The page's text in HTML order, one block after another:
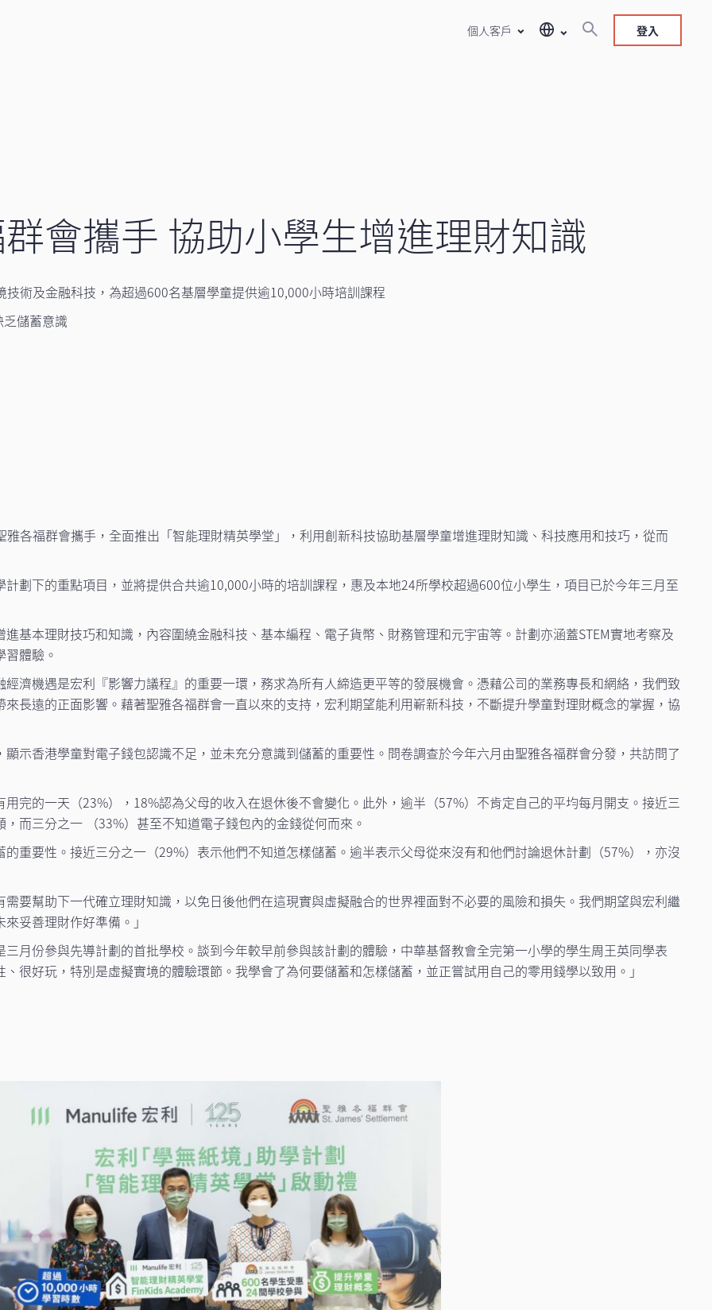
個人客戶 登入
會攜手 協助小學生增進理財知識
術及金融科技，為超過600名基層學童提供逾10,000小時培訓課程
儲蓄意識
各福群會攜手，全面推出「智能理財精英學堂」，利用創新科技協助基層學童增進理財知識、科技應用和技巧，從而
劃下的重點項目，並將提供合共逾10,000小時的培訓課程，惠及本地24所學校超過600位小學生，項目已於今年三月至
基本理財技巧和知識，內容圍繞金融科技、基本編程、電子貨幣、財務管理和元宇宙等。計劃亦涵蓋STEM實地考察及
體驗。
濟機遇是宏利『影響力議程』的重要一環，務求為所有人締造更平等的發展機會。憑藉公司的業務專長和網絡，我們致
長遠的正面影響。藉著聖雅各福群會一直以來的支持，宏利期望能利用嶄新科技，不斷提升學童對理財概念的掌握，協
示香港學童對電子錢包認識不足，並未充分意識到儲蓄的重要性。問卷調查於今年六月由聖雅各福群會分發，共訪問了
完的一天（23%），18%認為父母的收入在退休後不會變化。此外，逾半（57%）不肯定自己的平均每月開支。接近三
而三分之一 （33%）甚至不知道電子錢包內的金錢從何而來。
重要性。接近三分之一（29%）表示他們不知道怎樣儲蓄。逾半表示父母從來沒有和他們討論退休計劃（57%），亦沒
要幫助下一代確立理財知識，以免日後他們在這現實與虛擬融合的世界裡面對不必要的風險和損失。我們期望與宏利繼
妥善理財作好準備。」
月份參與先導計劃的首批學校。談到今年較早前參與該計劃的體驗，中華基督教會全完第一小學的學生周王英同學表
很好玩，特別是虛擬實境的體驗環節。我學會了為何要儲蓄和怎樣儲蓄，並正嘗試用自己的零用錢學以致用。」